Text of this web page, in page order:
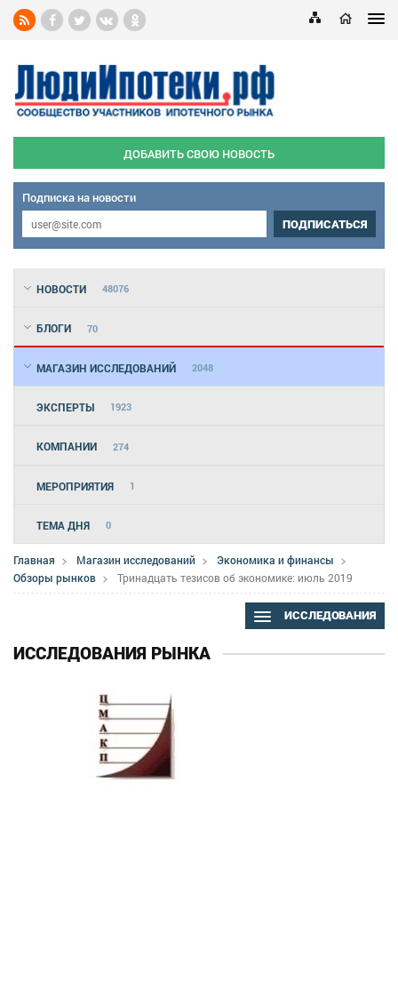
ДОБАВИТЬ СВОЮ НОВОСТЬ
Подписка на новости
ПОДПИСАТЬСЯ
НОВОСТИ 48076
БЛОГИ 70
МАГАЗИН ИССЛЕДОВАНИЙ 2048
ЭКСПЕРТЫ 1923
КОМПАНИИ 274
МЕРОПРИЯТИЯ 1
ТЕМА ДНЯ 0
Главная Магазин исследований
Экономика и финансы
Обзоры рынков
Тринадцать тезисов об экономике: июль 2019
ИССЛЕДОВАНИЯ
ИССЛЕДОВАНИЯ РЫНКА